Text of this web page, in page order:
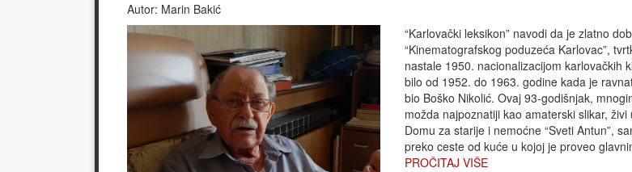
Autor: Marin Bakić
“Karlovački leksikon” navodi da je zlatno
“Kinematografskog poduzeća Karlovac”,
nastale 1950. nacionalizacijom karlovačkih
bilo od 1952. do 1963. godine kada je
bio Boško Nikolić. Ovaj 93-godišnjak,
možda najpoznatiji kao amaterski slikar, živi
Domu za starije i nemoćne “Sveti Antun”,
preko ceste od kuće u kojoj je proveo
PROČITAJ VIŠE